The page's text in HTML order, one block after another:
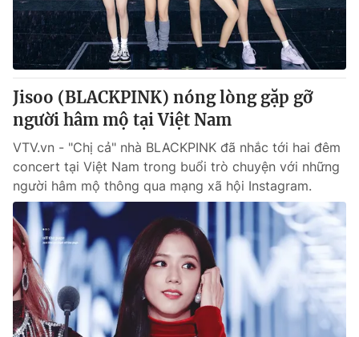
Sản phẩm
Thị trường
Tư vấn
Lịch phát sóng
Chuyên mục khác
Emagazine Podcast
Photo Infographic
Video Shorts video
VTV Money VTV Thể thao
VTV Sức khoẻ Bất động sản
Jisoo (BLACKPINK) nóng lòng gặp gỡ
người hâm mộ tại Việt Nam
VTV.vn - "Chị cả" nhà BLACKPINK đã nhắc tới hai đêm
concert tại Việt Nam trong buổi trò chuyện với những
người hâm mộ thông qua mạng xã hội Instagram.